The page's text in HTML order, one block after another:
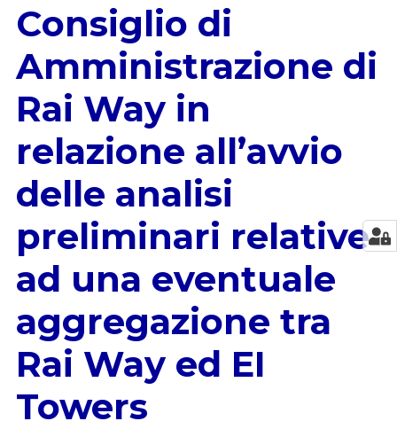
Consiglio di
Amministrazione di
Rai Way in
relazione all’avvio
delle analisi
preliminari relative
ad una eventuale
aggregazione tra
Rai Way ed EI
Towers